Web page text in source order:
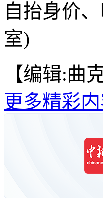
自抬身价
室)
【编辑:曲克
更多精彩